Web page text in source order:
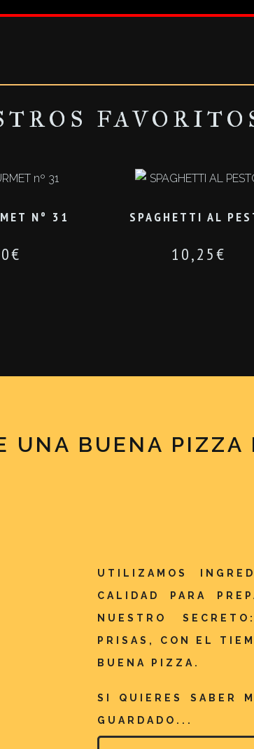
Nº 31
€
SPAGHETTI AL
10,25€
UNA BUENA
UTILIZAMOS
CALIDAD PARA
NUESTRO
PRISAS, CON EL
BUENA PIZZA.
SI QUIERES SABER
GUARDADO...